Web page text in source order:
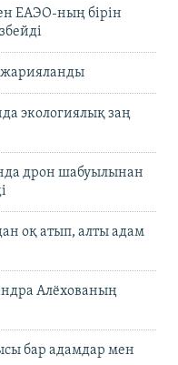
ЕАЭО-ның бірін
жарияланды
экологиялық заң
дрон шабуылынан
оқ атып, алты адам
Алёхованың
бар адамдар мен